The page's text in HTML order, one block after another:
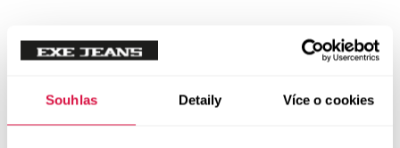
Souhlas Detaily Více o cookies